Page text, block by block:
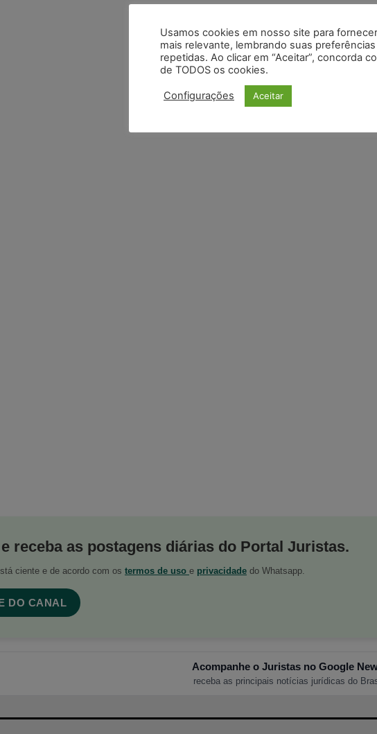
receba as postagens diárias do Portal Juristas.
ciente e de acordo com os termos de uso e privacidade do Whatsapp.
DO CANAL
Acompanhe o Juristas no Google
receba as principais notícias jurídicas do
Usamos cookies em nosso site para
mais relevante, lembrando suas
repetidas. Ao clicar em “Aceitar”, concorda
de TODOS os cookies.
Configurações Aceitar